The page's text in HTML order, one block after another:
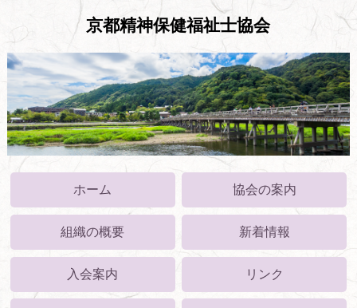
京都精神保健福祉士協会
ホーム 協会の案内
組織の概要 新着情報
入会案内 リンク